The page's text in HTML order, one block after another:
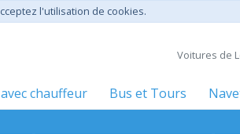
l'utilisation de cookies.
Voitures de
chauffeur Bus et Tours